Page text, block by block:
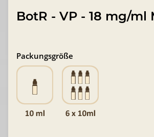
BotR - VP - 18 mg/ml
Packungsgröße